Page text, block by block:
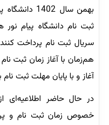
بهمن سال
ثبت نام دانشگاه پیام نور
سریال ثبت نام پرداخت
هم‌زمان با آغاز زمان ثبت
آغاز و با پایان مهلت ثبت
در حال حاضر
خصوص زمان ثبت نام و